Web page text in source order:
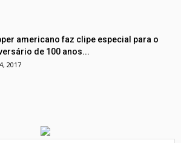
americano faz clipe especial para o
de 100 anos...
2017